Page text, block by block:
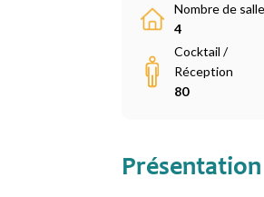
Nombre de
4
Cocktail /
Réception
80
Présentation